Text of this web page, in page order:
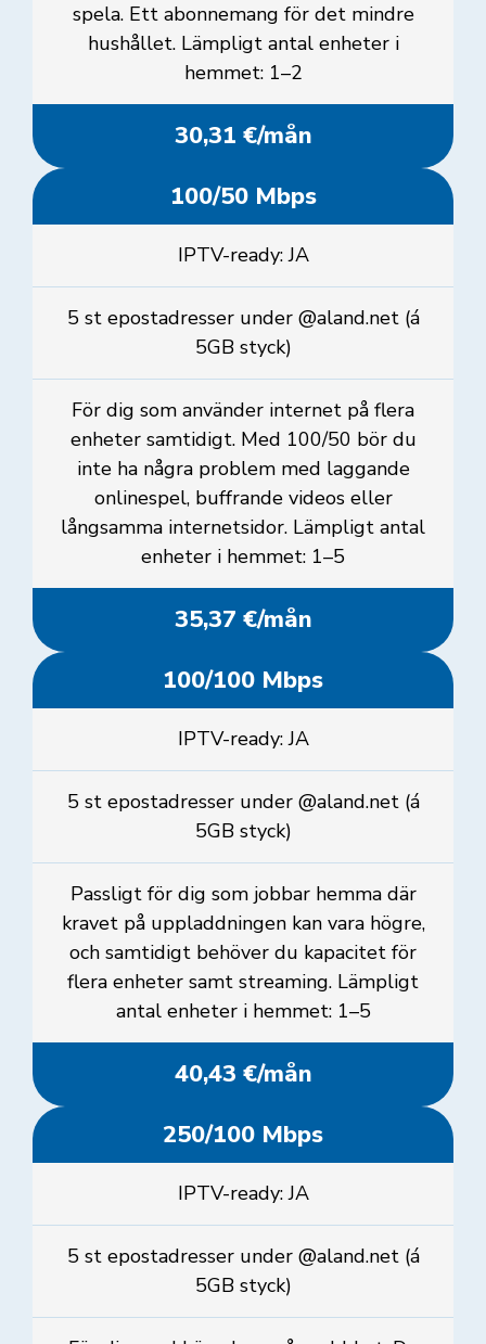
spela. Ett abonnemang för det mindre
hushållet. Lämpligt antal enheter i
hemmet: 1–2
30,31 €/mån
100/50 Mbps
IPTV-ready: JA
5 st epostadresser under @aland.net (á
5GB styck)
För dig som använder internet på flera
enheter samtidigt. Med 100/50 bör du
inte ha några problem med laggande
onlinespel, buffrande videos eller
långsamma internetsidor. Lämpligt antal
enheter i hemmet: 1–5
35,37 €/mån
100/100 Mbps
IPTV-ready: JA
5 st epostadresser under @aland.net (á
5GB styck)
Passligt för dig som jobbar hemma där
kravet på uppladdningen kan vara högre,
och samtidigt behöver du kapacitet för
flera enheter samt streaming. Lämpligt
antal enheter i hemmet: 1–5
40,43 €/mån
250/100 Mbps
IPTV-ready: JA
5 st epostadresser under @aland.net (á
5GB styck)